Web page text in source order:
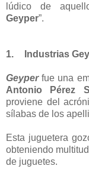
lúdico de
Geyper”.
1. Industrias
Geyperfue una
Antonio Pérez
proviene del
sílabas de los
Esta juguetera
obteniendo
de juguetes.